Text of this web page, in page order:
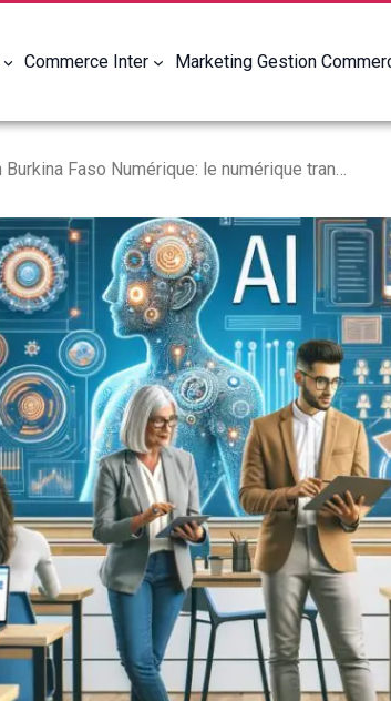
Commerce Inter Marketing Gestion